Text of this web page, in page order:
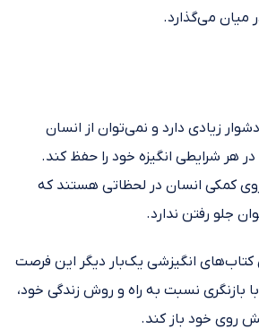
میان می‌گذارد.
زیادی دارد و نمی‌توان از انسان
در هر شرایطی انگیزه خود را حفظ کند.
کمکی انسان در لحظاتی هستند که
جلو رفتن ندارد.
کتاب‌های انگیزشی یک‌بار دیگر این فرصت
بازنگری نسبت به راه و روش زندگی خود،
روی خود باز کند.